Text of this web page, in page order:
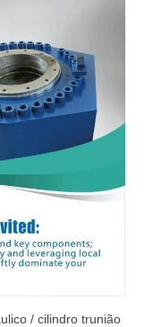
/ cilindro trunião